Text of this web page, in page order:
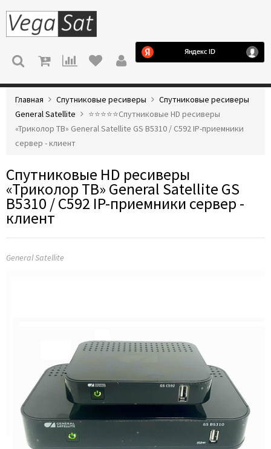
МЕНЮ
Главная Спутниковые ресиверы
Спутниковые ресиверы
General Satellite
⭐️⭐️⭐️⭐️⭐️Спутниковые HD ресиверы
«Триколор ТВ» General Satellite GS B5310 / C592 IP-приемники
сервер - клиент
Спутниковые HD ресиверы
«Триколор ТВ» General Satellite GS
B5310 / C592 IP-приемники сервер -
клиент
General Satellite